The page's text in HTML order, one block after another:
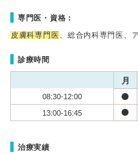
専門医・資格：
皮膚科専門医 、総合内科専門医、
診療時間
月
08:30-12:00
13:00-16:45
治療実績